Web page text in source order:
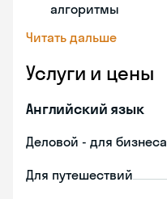
алгоритмы
Читать дальше
Услуги и цены
Английский язык
Деловой - для бизнеса
Для путешествий